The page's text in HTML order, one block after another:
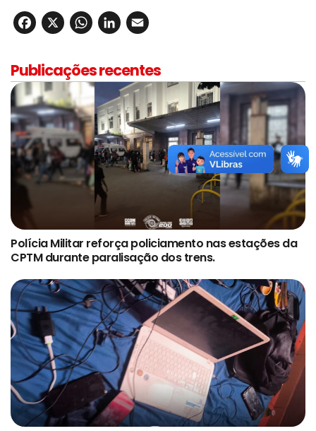
Facebook
X WhatsApp
LinkedIn
Publicações recentes
Polícia Militar reforça policiamento nas estações da
CPTM durante paralisação dos trens.